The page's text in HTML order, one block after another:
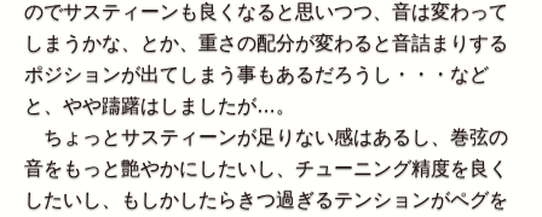
のでサスティーンも良くなると思いつつ、音は変わって
しまうかな、とか、重さの配分が変わると音詰まりする
ポジションが出てしまう事もあるだろうし・・・など
と、やや躊躇はしましたが…。
ちょっとサスティーンが足りない感はあるし、巻弦の
音をもっと艶やかにしたいし、チューニング精度を良く
したいし、もしかしたらきつ過ぎるテンションがペグを